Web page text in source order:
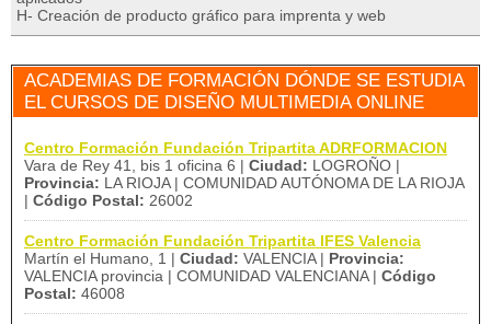
H- Creación de producto gráfico para imprenta y web
ACADEMIAS DE FORMACIÓN DÓNDE SE ESTUDIA
EL CURSOS DE DISEÑO MULTIMEDIA ONLINE
Centro Formación Fundación Tripartita ADRFORMACION
Vara de Rey 41, bis 1 oficina 6 | Ciudad: LOGROÑO |
Provincia: LA RIOJA | COMUNIDAD AUTÓNOMA DE LA RIOJA
| Código Postal: 26002
Centro Formación Fundación Tripartita IFES Valencia
Martín el Humano, 1 | Ciudad: VALENCIA | Provincia:
VALENCIA provincia | COMUNIDAD VALENCIANA | Código
Postal: 46008